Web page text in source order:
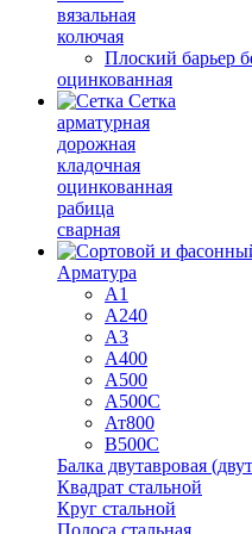
вязальная
колючая
Плоский барьер
оцинкованная
Сетка
арматурная
дорожная
кладочная
оцинкованная
рабица
сварная
Арматура
А1
А240
А3
А400
А500
А500С
Ат800
В500С
Балка двутавровая
Квадрат стальной
Круг стальной
Полоса стальная